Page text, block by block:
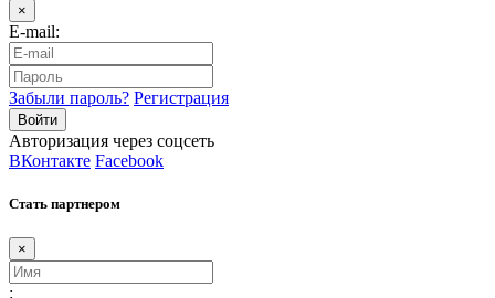
×
E-mail:
Забыли пароль? Регистрация
Авторизация через соцсеть
ВКонтакте Facebook
Стать партнером
×
: